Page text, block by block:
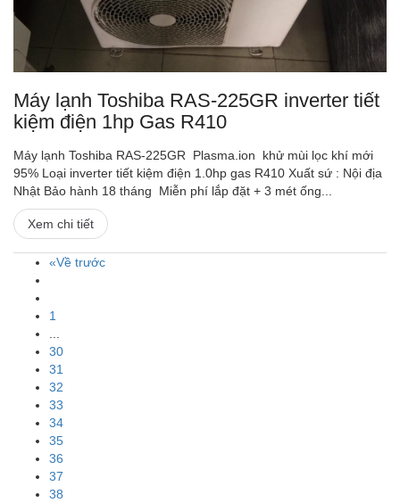
Máy lạnh Toshiba RAS-225GR inverter tiết
kiệm điện 1hp Gas R410
Máy lạnh Toshiba RAS-225GR Plasma.ion khử mùi lọc khí mới
95% Loại inverter tiết kiệm điện 1.0hp gas R410 Xuất sứ : Nội địa
Nhật Bảo hành 18 tháng Miễn phí lắp đặt + 3 mét ống...
Xem chi tiết
«Về trước
1
...
30
31
32
33
34
35
36
37
38